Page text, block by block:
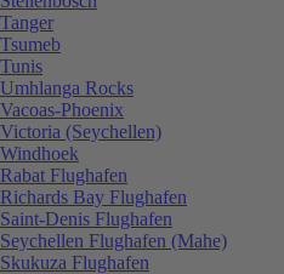
Tanger
Tsumeb
Tunis
Umhlanga Rocks
Vacoas-Phoenix
Victoria (Seychellen)
Windhoek
Rabat Flughafen
Richards Bay Flughafen
Saint-Denis Flughafen
Seychellen Flughafen (Mahe)
Skukuza Flughafen